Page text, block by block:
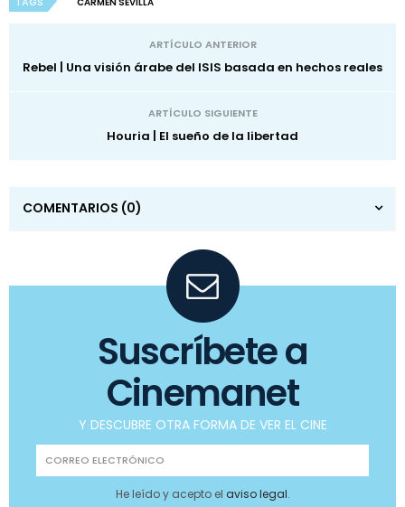
ARTÍCULO ANTERIOR
Rebel | Una visión árabe del ISIS basada en hechos reales
ARTÍCULO SIGUIENTE
Houria | El sueño de la libertad
COMENTARIOS (0)
Suscríbete a
Cinemanet
Y DESCUBRE OTRA FORMA DE VER EL CINE
He leído y acepto el aviso legal.